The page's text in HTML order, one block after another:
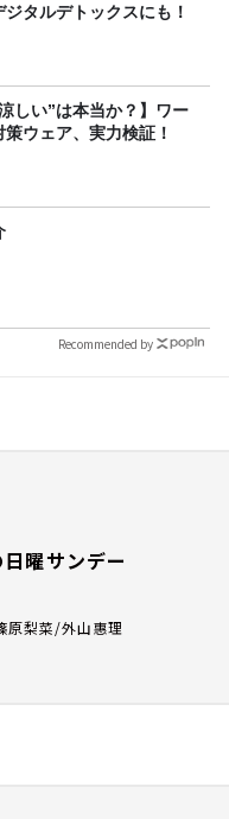
タルデトックスにも！
しい”は本当か？】ワー
ウェア、実力検証！
Recommended by
曜サンデー
原梨菜/外山惠理